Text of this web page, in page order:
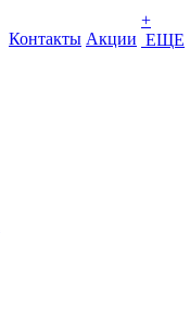
Контакты Акции
+
ЕЩЕ